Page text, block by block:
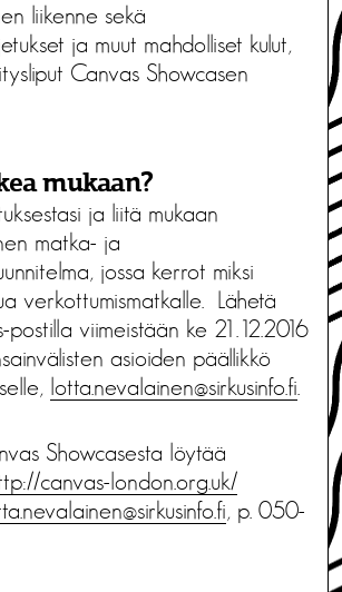
liikenne sekä
ja muut mahdolliset kulut,
Canvas Showcasen
mukaan?
ja liitä mukaan
matka- ja
jossa kerrot miksi
verkottumismatkalle. Lähetä
postilla viimeistään ke 21.12.2016
asioiden päällikkö
lotta.nevalainen@sirkusinfo.fi
Showcasesta löytää
canvas-london.org.uk/
, p. 050-